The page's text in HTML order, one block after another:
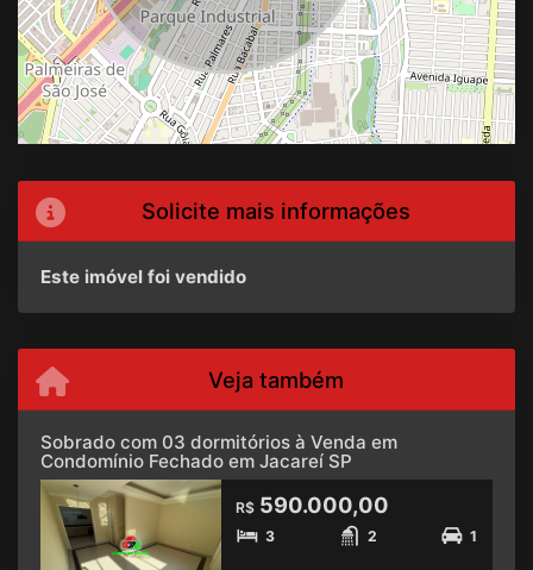
Solicite mais informações
Este imóvel foi vendido
Veja também
Sobrado com 03 dormitórios à Venda em
Condomínio Fechado em Jacareí SP
R$ 590.000,00
3 2 1